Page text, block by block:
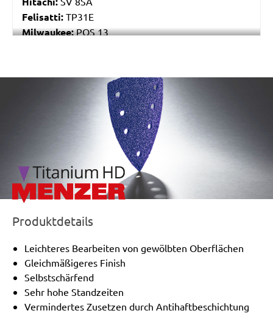
Felisatti: TP31E
Milwaukee:POS 13
EQ, RS 400 EQ-Plus, RS 400 Q, RS 400 Q-Plus, RS 4-
/marketing/parallax/menzer/parallax_logos/
Produktdetails
Leichteres Bearbeiten von gewölbten Oberflächen
Gleichmäßigeres Finish
Selbstschärfend
Sehr hohe Standzeiten
Vermindertes Zusetzen durch Antihaftbeschichtung